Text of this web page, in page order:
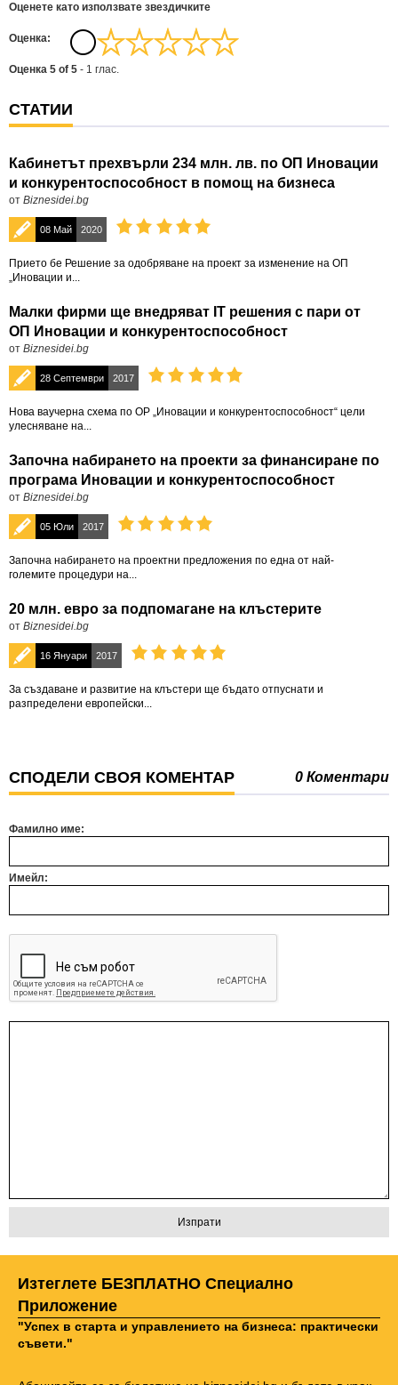
Оценете като използвате звездичките
Oценка:
Оценка 5 of 5 - 1 глас.
СТАТИИ
Кабинетът прехвърли 234 млн. лв. по ОП Иновации
и конкурентоспособност в помощ на бизнеса
от Biznesidei.bg
08 Май 2020
Прието бе Решение за одобряване на проект за изменение на ОП
„Иновации и...
Малки фирми ще внедряват IT решения с пари от
ОП Иновации и конкурентоспособност
от Biznesidei.bg
28 Септември 2017
Нова ваучерна схема по ОP „Иновации и конкурентоспособност“ цели
улесняване на...
Започна набирането на проекти за финансиране по
програма Иновации и конкурентоспособност
от Biznesidei.bg
05 Юли 2017
Започна набирането на проектни предложения по една от най-
големите процедури на...
20 млн. евро за подпомагане на клъстерите
от Biznesidei.bg
16 Януари 2017
За създаване и развитие на клъстери ще бъдатo отпуснати и
разпределени европейски...
СПОДЕЛИ СВОЯ КОМЕНТАР 0 Коментари
Фамилно име:
Имейл:
Изтеглете БЕЗПЛАТНО Специално
Приложение
"Успех в старта и управлението на бизнеса: практически
съвети."